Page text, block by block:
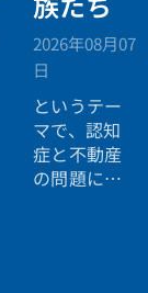
2026年08月07
日
というテー
マで、認知
症と不動産
の問題につ